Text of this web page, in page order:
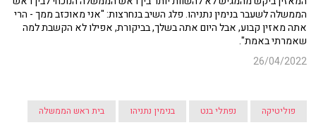
הממשלה לשעבר בנימין נתניהו. פלג השיב בנחרצות: "אני מאוכזב ממך - הרי
אתה מאזין קבוע, אבל היום אתה בשלך, בביקורת, אפילו לא הקשבת למה
שאמרתי באמת".
26/04/2022
פוליטיקה נפתלי בנט בנימין נתניהו בית ראש הממשלה